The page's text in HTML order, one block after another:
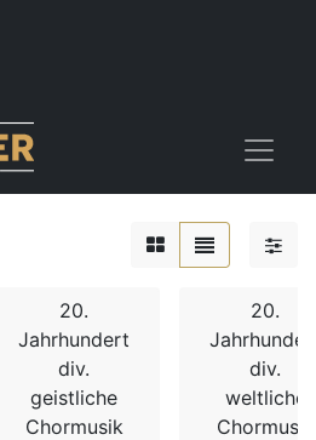
20.
Jahrhundert
div.
geistliche
Chormusik
20.
div.
weltliche
Chormusik